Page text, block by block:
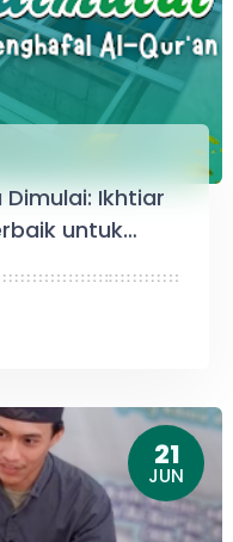
Ikhtiar
untuk
21
JUN